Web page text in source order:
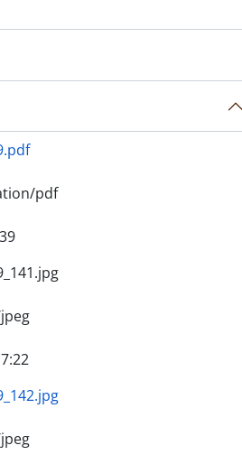
pdf